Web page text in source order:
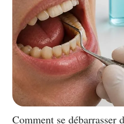
Comment se débarrasser